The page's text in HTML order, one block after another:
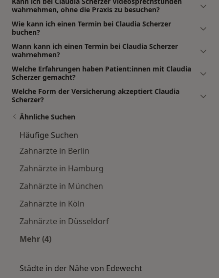
wahrnehmen, ohne die Praxis zu besuchen?
Wie kann ich einen Termin bei Claudia Scherzer
buchen?
Wann kann ich einen Termin bei Claudia Scherzer
wahrnehmen?
Welche Erfahrungen haben Patient:innen mit Claudia
Scherzer gemacht?
Welche Form der Versicherung akzeptiert Claudia
Scherzer?
Ähnliche Suchen
Häufige Suchen
Zahnärzte in Berlin
Zahnärzte in Hamburg
Zahnärzte in München
Zahnärzte in Köln
Zahnärzte in Düsseldorf
Mehr (4)
Städte in der Nähe von Edewecht